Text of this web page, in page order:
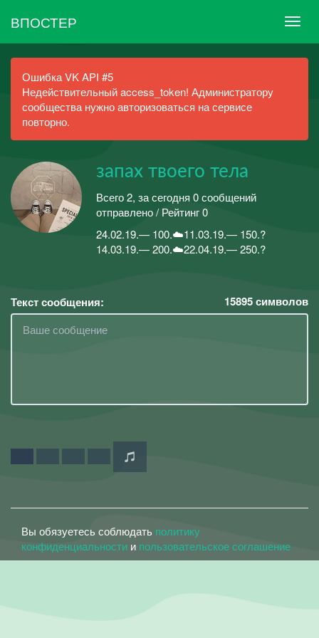
ВПОСТЕР
Ошибка VK API #5
Недействительный access_token! Администратору
сообщества нужно авторизоваться на сервисе
повторно.
запах твоего тела
Всего 2, за сегодня 0 сообщений
отправлено / Рейтинг 0
24.02.19.— 100.☁️11.03.19.— 150.?
14.03.19.— 200.☁️22.04.19.— 250.?
Текст сообщения: 15895символов
Вы обязуетесь соблюдать политику
конфиденциальности и пользовательское соглашение